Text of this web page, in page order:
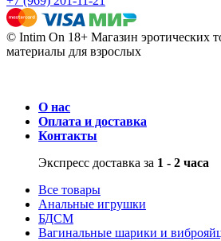
© Intim On 18+ Магазин эротических
материалы для взрослых
О нас
Оплата и доставка
Контакты
Экспресс доставка за 1 - 2 часа
Все товары
Анальные игрушки
БДСМ
Вагинальные шарики и